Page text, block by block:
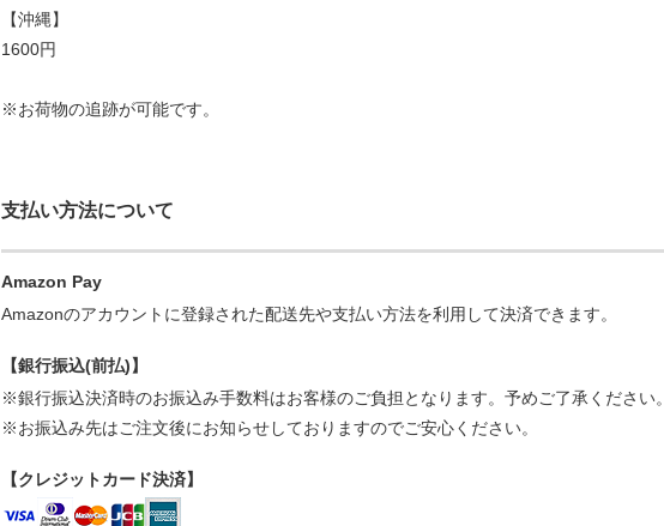
【沖縄】
1600円
※お荷物の追跡が可能です。
支払い方法について
Amazon Pay
Amazonのアカウントに登録された配送先や支払い方法を利用して決済できます。
【銀行振込(前払)】
※銀行振込決済時のお振込み手数料はお客様のご負担となります。予めご了承ください。
※お振込み先はご注文後にお知らせしておりますのでご安心ください。
【クレジットカード決済】